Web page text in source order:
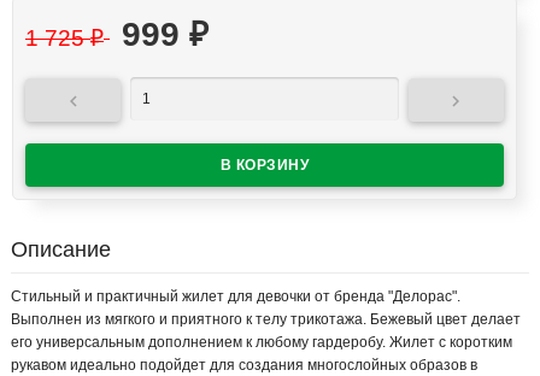
1 725₽ 999 ₽
 
Описание
Стильный и практичный жилет для девочки от бренда "Делорас".
Выполнен из мягкого и приятного к телу трикотажа. Бежевый цвет делает
его универсальным дополнением к любому гардеробу. Жилет с коротким
рукавом идеально подойдет для создания многослойных образов в